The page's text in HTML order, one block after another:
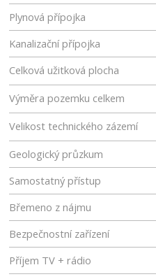
Plynová přípojka
Kanalizační přípojka
Celková užitková plocha
Výměra pozemku celkem
Velikost technického zázemí
Geologický průzkum
Samostatný přístup
Břemeno z nájmu
Bezpečnostní zařízení
Příjem TV + rádio